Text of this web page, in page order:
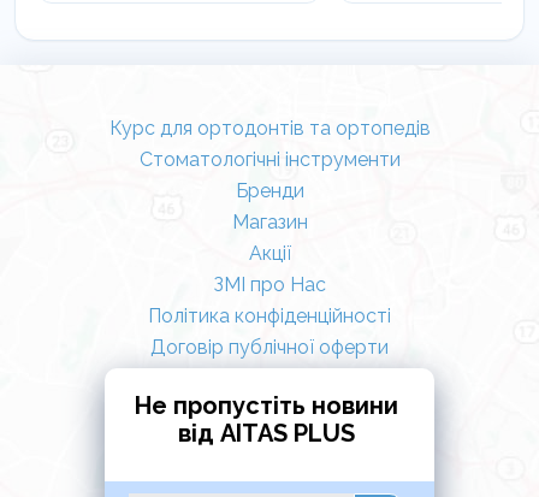
Курс для ортодонтів та ортопедів
Стоматологічні інструменти
Бренди
Магазин
Акції
ЗМІ про Нас
Політика конфіденційності
Договір публічної оферти
Не пропустіть новини
від AITAS PLUS